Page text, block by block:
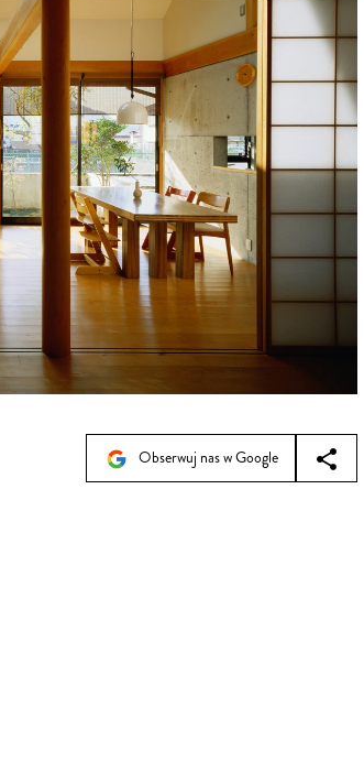
Obserwuj nas w Google